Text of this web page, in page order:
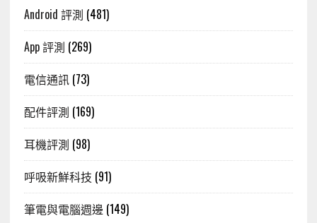
Android 評測 (481)
App 評測 (269)
電信通訊(73)
配件評測 (169)
耳機評測 (98)
呼吸新鮮科技 (91)
筆電與電腦週邊 (149)